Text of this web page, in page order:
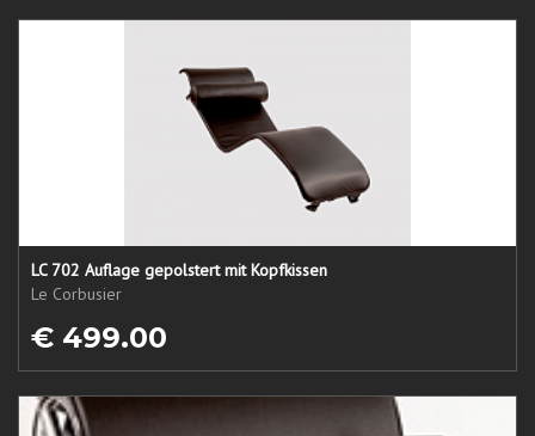
LC 702 Auflage gepolstert mit Kopfkissen
Le Corbusier
€ 499.00